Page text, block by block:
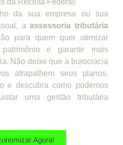
da Receita Federal!
da sua empresa ou sua
aassessoria tributária
para quem quer otimizar
e garantir mais
Não deixe que a burocracia
atrapalhem seus planos.
e descubra como podemos
uma gestão tributária
Agora!